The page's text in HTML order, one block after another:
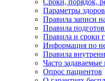
Сроки, порядок,
Параметры
Правила записи
Правила
Правила и сроки
Информация по
Правила
Часто
Опрос пациентов